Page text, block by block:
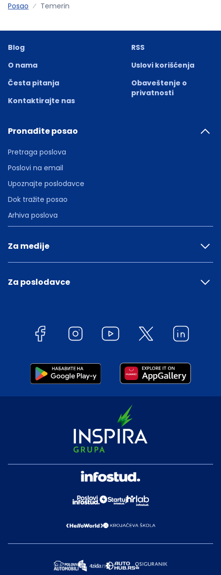
Posao Temerin
Blog
O nama
Česta pitanja
Kontaktirajte nas
RSS
Uslovi korišćenja
Obaveštenje o
privatnosti
Pronađite posao
Pretraga poslova
Poslovi na email
Upoznajte poslodavce
Dok tražite posao
Arhiva poslova
Za medije
Za poslodavce